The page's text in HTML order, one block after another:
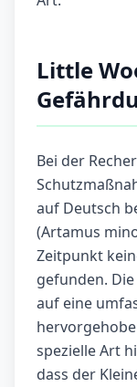
Little
Bei der
auf Deutsch
(Artamus
Zeitpunkt
gefunden.
auf eine
spezielle Art
dass der